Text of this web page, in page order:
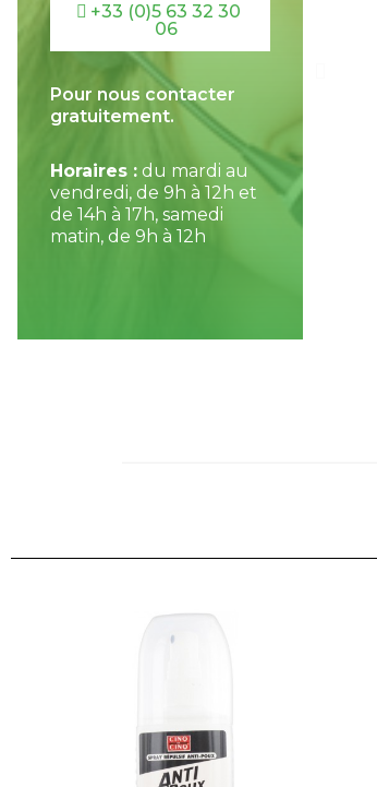
+33 (0)5 63 32 30
06
Pour nous contacter
gratuitement.
Horaires : du mardi au
vendredi, de 9h à 12h et
de 14h à 17h, samedi
matin, de 9h à 12h